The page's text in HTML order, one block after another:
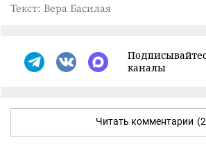
Текст: Вера Басилая
каналы
Читать комментарии